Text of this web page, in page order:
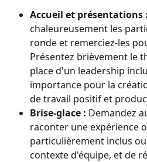
Accueil et présentations :
chaleureusement les
ronde et remerciez-les
Présentez brièvement le
place d'un leadership
importance pour la
de travail positif et
Brise-glace : Demandez
raconter une expérience
particulièrement inclus
contexte d'équipe, et de